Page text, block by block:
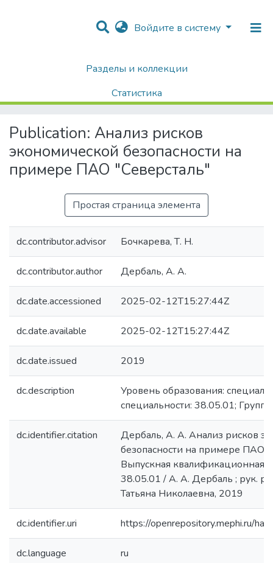
Войдите в систему
Разделы и коллекции
Статистика
Диссертации / Выпускные квалификационные работы
Анализ рисков экономической безопасности на примере ПАО "Северсталь"
Publication: Анализ рисков
экономической безопасности на
примере ПАО "Северсталь"
Простая страница элемента
dc.contributor.advisor Бочкарева, Т. Н.
dc.contributor.author Дербаль, А. А.
dc.date.accessioned 2025-02-12T15:27:44Z
dc.date.available 2025-02-12T15:27:44Z
dc.date.issued 2019
dc.description
Уровень образования:
специальности: 38.05.01;
dc.identifier.citation
Дербаль, А. А. Анализ рисков
безопасности на примере ПАО
Выпускная квалификационная
38.05.01 / А. А. Дербаль ; рук.
Татьяна Николаевна, 2019
dc.identifier.uri https://openrepository.mephi.ru/
dc.language ru